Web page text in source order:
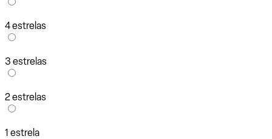
4 estrelas
3 estrelas
2 estrelas
1 estrela